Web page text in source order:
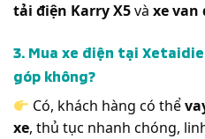
tải điện Karry X5và xe van
3. Mua xe điện tại
góp không?
Có, khách hàng có thể
xe, thủ tục nhanh chóng,